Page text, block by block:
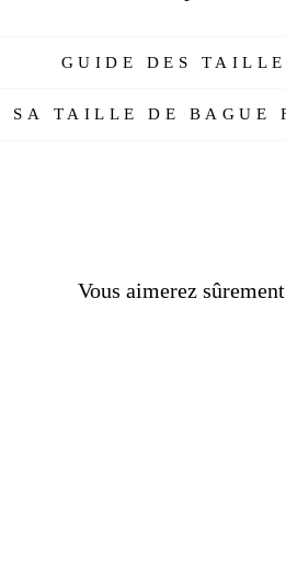
de l'expression " le messager
en argent. Hz. La
GUIDE DES
SA TAILLE DE BAGUE
Vous aimerez sûrement